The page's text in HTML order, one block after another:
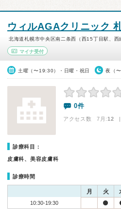
ウィルAGAクリニック
北海道札幌市中央区南二条西（西15丁目駅、西
マイナ受付
土曜（〜19:30）・日曜・祝日 夜（
0件
アクセス数 7月:12 |
診療科目：
皮膚科、美容皮膚科
診療時間
月 火
10:30-19:30